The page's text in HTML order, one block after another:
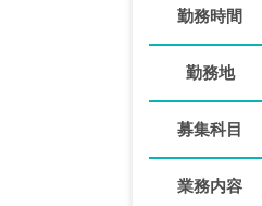
勤務時間
勤務地
募集科目
業務内容